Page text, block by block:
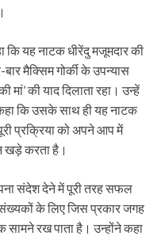
यह नाटक धीरेंदु मजूमदार की
मैक्सिम गोर्की के उपन्यास
मां’ की याद दिलाता रहा। उन्हें
कहा कि उसके साथ ही यह नाटक
प्रक्रिया को अपने आप में
खड़े करता है।
संदेश देने में पूरी तरह सफल
के लिए जिस प्रकार जगह
सामने रख पाता है। उन्होंने कहा